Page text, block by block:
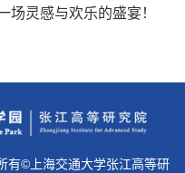
场灵感与欢乐的盛宴！
有©上海交通大学张江高等研